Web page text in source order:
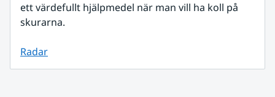
ett värdefullt hjälpmedel när man vill ha koll på
skurarna.
Radar